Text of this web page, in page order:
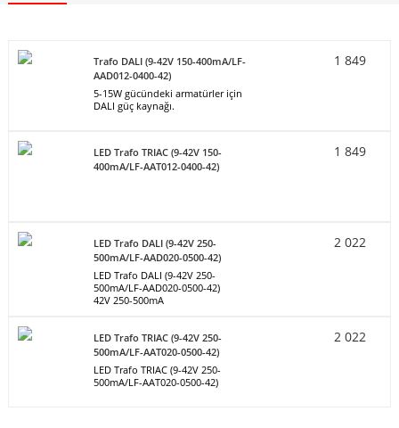
Trafo DALI (9-42V 150-400mA/LF-
AAD012-0400-42)
5-15W gücündeki armatürler için
DALI güç kaynağı.
1 849
LED Trafo TRIAC (9-42V 150-
400mA/LF-AAT012-0400-42)
1 849
LED Trafo DALI (9-42V 250-
500mA/LF-AAD020-0500-42)
LED Trafo DALI (9-42V 250-
500mA/LF-AAD020-0500-42)
42V 250-500mA
2 022
LED Trafo TRIAC (9-42V 250-
500mA/LF-AAT020-0500-42)
LED Trafo TRIAC (9-42V 250-
500mA/LF-AAT020-0500-42)
2 022